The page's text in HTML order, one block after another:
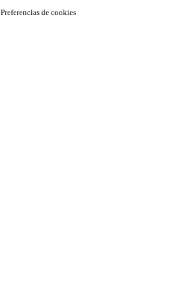
Preferencias de cookies